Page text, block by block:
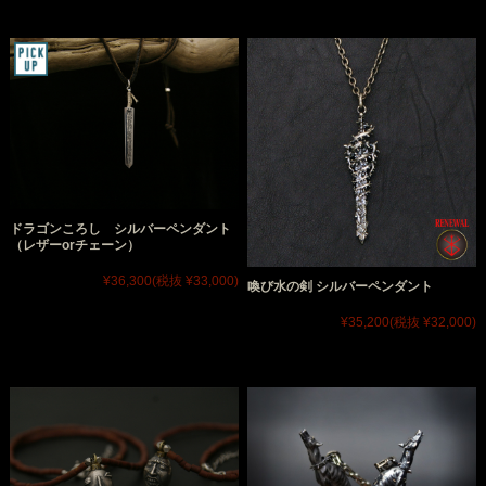
ドラゴンころし シルバーペンダント
（レザーorチェーン）
¥36,300(税抜 ¥33,000) 喚び水の剣 シルバーペンダント
¥35,200(税抜 ¥32,000)